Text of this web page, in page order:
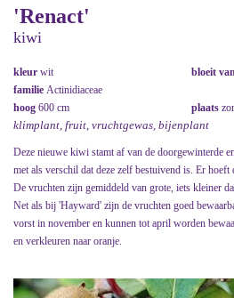
'Renact'
kiwi
kleur wit bloeit van
familie Actinidiaceae
hoog 600 cm plaats
klimplant, fruit, vruchtgewas, bijenplant
Deze nieuwe kiwi stamt af van de doorgewinterde
met als verschil dat deze zelf bestuivend is. Er hoeft
De vruchten zijn gemiddeld van grote, iets kleiner
Net als bij 'Hayward' zijn de vruchten goed
vorst in november en kunnen tot april worden
en verkleuren naar oranje.